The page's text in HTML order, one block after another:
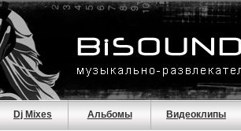
Dj Mixes Альбомы Видеоклипы